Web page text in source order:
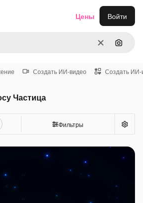
ОчиститьПоиск
Цены Войти
Создать ИИ-видео Создать ИИ-
Частица
Фильтры